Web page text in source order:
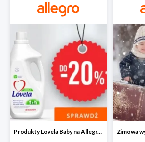
Produkty Lovela Baby na Allegro do -20%